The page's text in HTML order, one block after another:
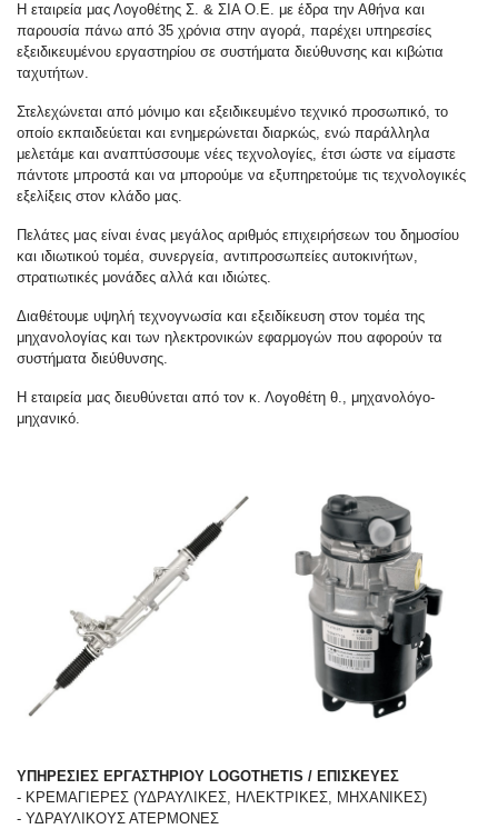
Η εταιρεία μας Λογοθέτης Σ. & ΣΙΑ Ο.Ε. με έδρα την Αθήνα και
παρουσία πάνω από 35 χρόνια στην αγορά, παρέχει υπηρεσίες
εξειδικευμένου εργαστηρίου σε συστήματα διεύθυνσης και κιβώτια
ταχυτήτων.
Στελεχώνεται από μόνιμο και εξειδικευμένο τεχνικό προσωπικό, το
οποίο εκπαιδεύεται και ενημερώνεται διαρκώς, ενώ παράλληλα
μελετάμε και αναπτύσσουμε νέες τεχνολογίες, έτσι ώστε να είμαστε
πάντοτε μπροστά και να μπορούμε να εξυπηρετούμε τις τεχνολογικές
εξελίξεις στον κλάδο μας.
Πελάτες μας είναι ένας μεγάλος αριθμός επιχειρήσεων του δημοσίου
και ιδιωτικού τομέα, συνεργεία, αντιπροσωπείες αυτοκινήτων,
στρατιωτικές μονάδες αλλά και ιδιώτες.
Διαθέτουμε υψηλή τεχνογνωσία και εξειδίκευση στον τομέα της
μηχανολογίας και των ηλεκτρονικών εφαρμογών που αφορούν τα
συστήματα διεύθυνσης.
Η εταιρεία μας διευθύνεται από τον κ. Λογοθέτη θ., μηχανολόγο-
μηχανικό.
ΥΠΗΡΕΣΙΕΣ ΕΡΓΑΣΤΗΡΙΟΥ LOGOTHETIS / ΕΠΙΣΚΕΥΕΣ
- ΚΡΕΜΑΓΙΕΡΕΣ (ΥΔΡΑΥΛΙΚΕΣ, ΗΛΕΚΤΡΙΚΕΣ, ΜΗΧΑΝΙΚΕΣ)
- ΥΔΡΑΥΛΙΚΟΥΣ ΑΤΕΡΜΟΝΕΣ